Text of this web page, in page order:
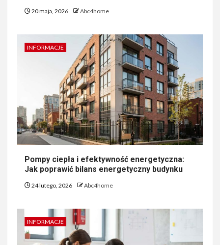
20 maja, 2026 Abc4home
INFORMACJE
Pompy ciepła i efektywność energetyczna:
Jak poprawić bilans energetyczny budynku
24 lutego, 2026 Abc4home
INFORMACJE